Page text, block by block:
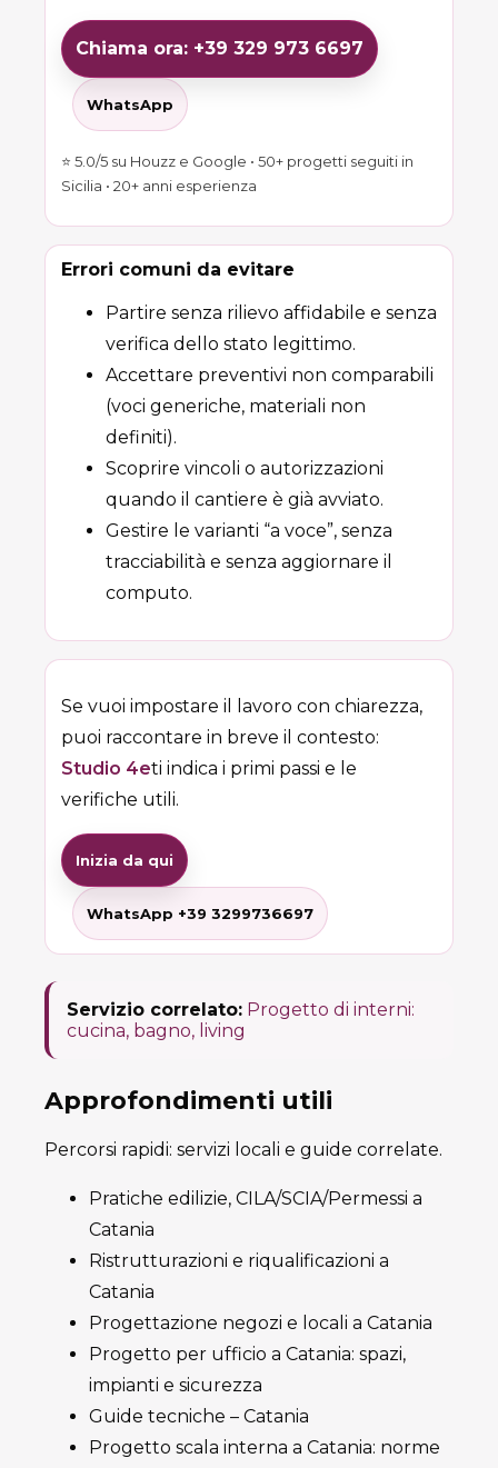
Chiama ora: +39 329 973 6697
WhatsApp
⭐ 5.0/5 su Houzz e Google • 50+ progetti seguiti in
Sicilia • 20+ anni esperienza
Errori comuni da evitare
Partire senza rilievo affidabile e senza
verifica dello stato legittimo.
Accettare preventivi non comparabili
(voci generiche, materiali non
definiti).
Scoprire vincoli o autorizzazioni
quando il cantiere è già avviato.
Gestire le varianti “a voce”, senza
tracciabilità e senza aggiornare il
computo.
Se vuoi impostare il lavoro con chiarezza,
puoi raccontare in breve il contesto:
Studio 4eti indica i primi passi e le
verifiche utili.
Inizia da qui
WhatsApp +39 3299736697
Servizio correlato: Progetto di interni:
cucina, bagno, living
Approfondimenti utili
Percorsi rapidi: servizi locali e guide correlate.
Pratiche edilizie, CILA/SCIA/Permessi a
Catania
Ristrutturazioni e riqualificazioni a
Catania
Progettazione negozi e locali a Catania
Progetto per ufficio a Catania: spazi,
impianti e sicurezza
Guide tecniche – Catania
Progetto scala interna a Catania: norme